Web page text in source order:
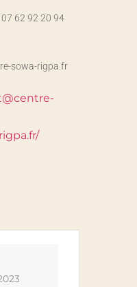
62 92 20 94
sowa-rigpa.fr